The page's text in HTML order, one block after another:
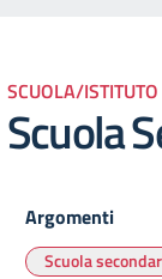
SCUOLA/ISTITUTO
Scuola
Argomenti
Scuola